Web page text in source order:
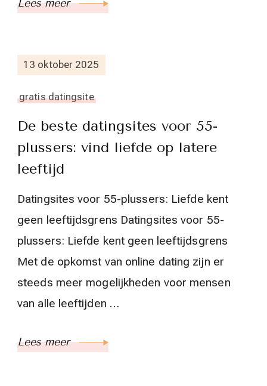
Lees meer
13 oktober 2025
gratis datingsite
De beste datingsites voor 55-
plussers: vind liefde op latere
leeftijd
Datingsites voor 55-plussers: Liefde kent
geen leeftijdsgrens Datingsites voor 55-
plussers: Liefde kent geen leeftijdsgrens
Met de opkomst van online dating zijn er
steeds meer mogelijkheden voor mensen
van alle leeftijden …
Lees meer